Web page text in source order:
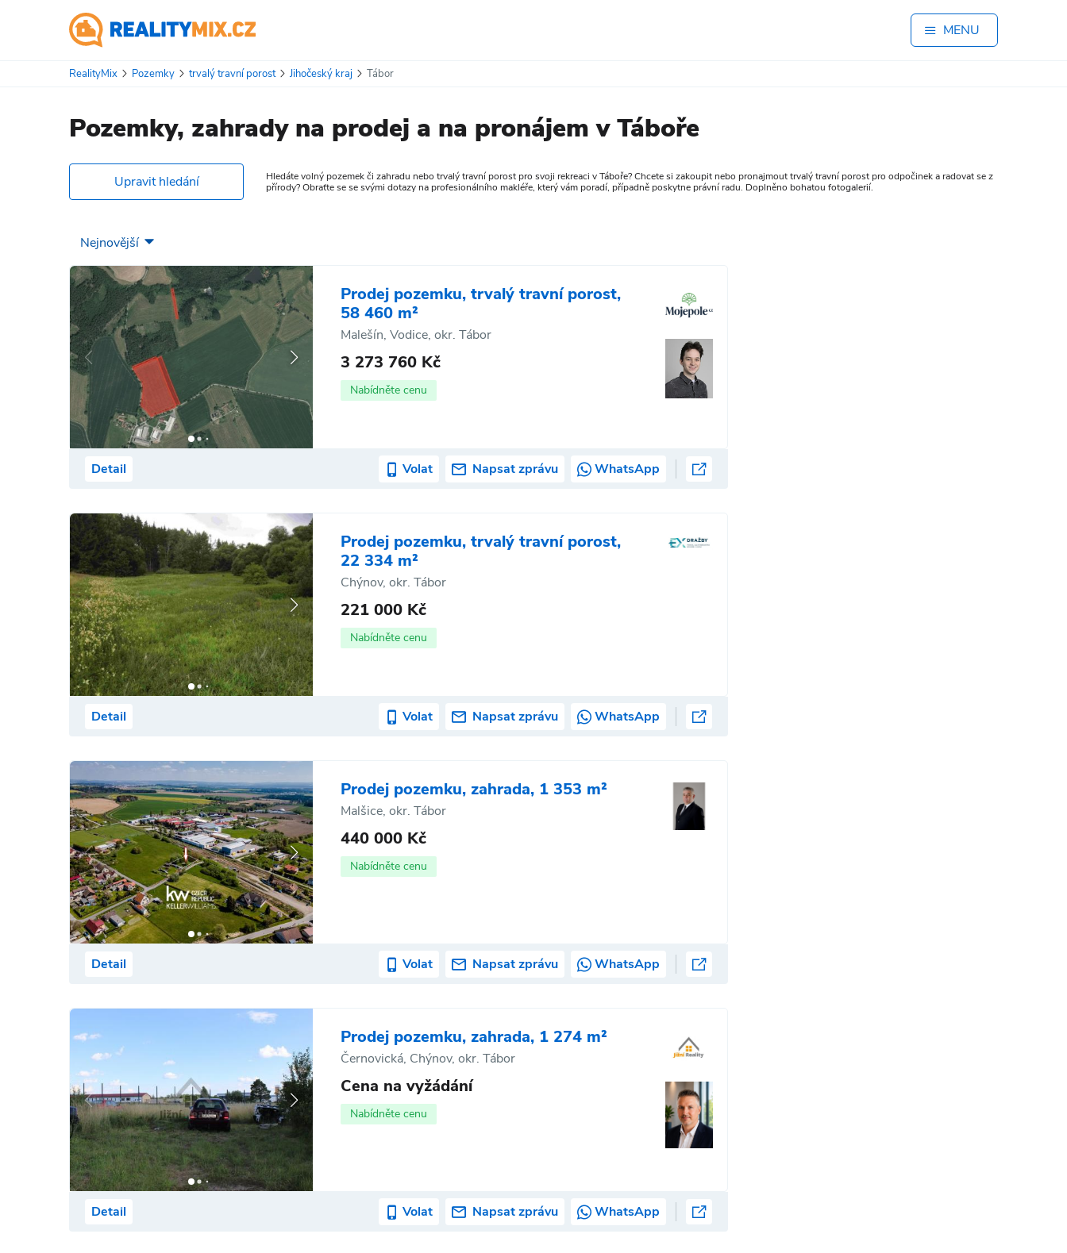
MENU
RealityMix Pozemky trvalý travní porost Jihočeský kraj Tábor
Pozemky, zahrady na prodej a na pronájem v Táboře
Upravit hledání
Hledáte volný pozemek či zahradu nebo trvalý travní porost pro svoji rekreaci v Táboře? Chcete si zakoupit nebo pronajmout trvalý travní porost pro odpočinek a radovat se z
přírody? Obraťte se se svými dotazy na profesionálního makléře, který vám poradí, případně poskytne právní radu. Doplněno bohatou fotogalerií.
Prodej pozemku, trvalý travní porost,
58 460 m²
Malešín, Vodice, okr. Tábor
3 273 760 Kč
Nabídněte cenu
Detail Volat Napsat zprávu WhatsApp
Prodej pozemku, trvalý travní porost,
22 334 m²
Chýnov, okr. Tábor
221 000 Kč
Nabídněte cenu
Detail Volat Napsat zprávu WhatsApp
Prodej pozemku, zahrada, 1 353 m²
Malšice, okr. Tábor
440 000 Kč
Nabídněte cenu
Detail Volat Napsat zprávu WhatsApp
Prodej pozemku, zahrada, 1 274 m²
Černovická, Chýnov, okr. Tábor
Cena na vyžádání
Nabídněte cenu
Detail Volat Napsat zprávu WhatsApp